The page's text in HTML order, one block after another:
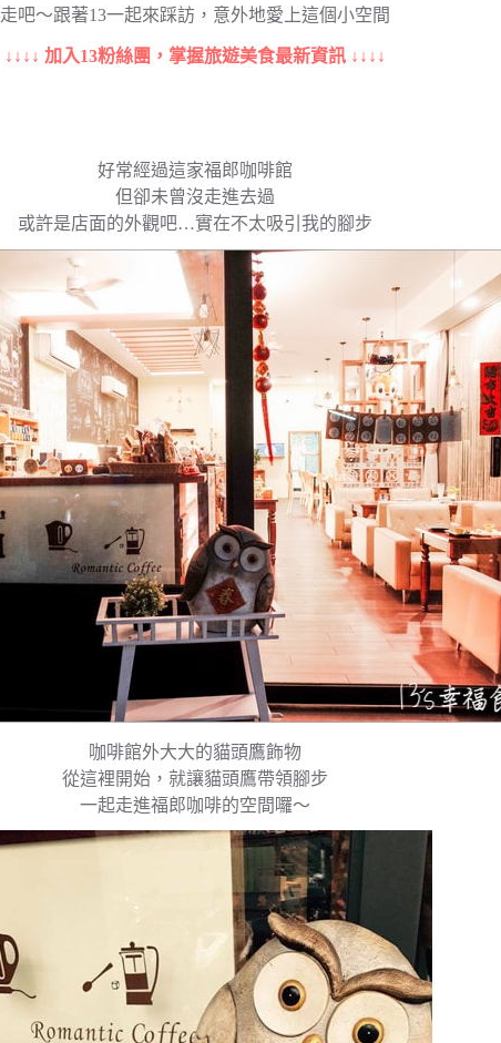
走吧～跟著13一起來踩訪，意外地愛上這個小空間
↓↓↓↓ 加入13粉絲團，掌握旅遊美食最新資訊 ↓↓↓↓
好常經過這家福郎咖啡館
但卻未曾沒走進去過
或許是店面的外觀吧…實在不太吸引我的腳步
咖啡館外大大的貓頭鷹飾物
從這裡開始，就讓貓頭鷹帶領腳步
一起走進福郎咖啡的空間囉～